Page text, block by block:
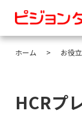
ホーム お役
HCRプ